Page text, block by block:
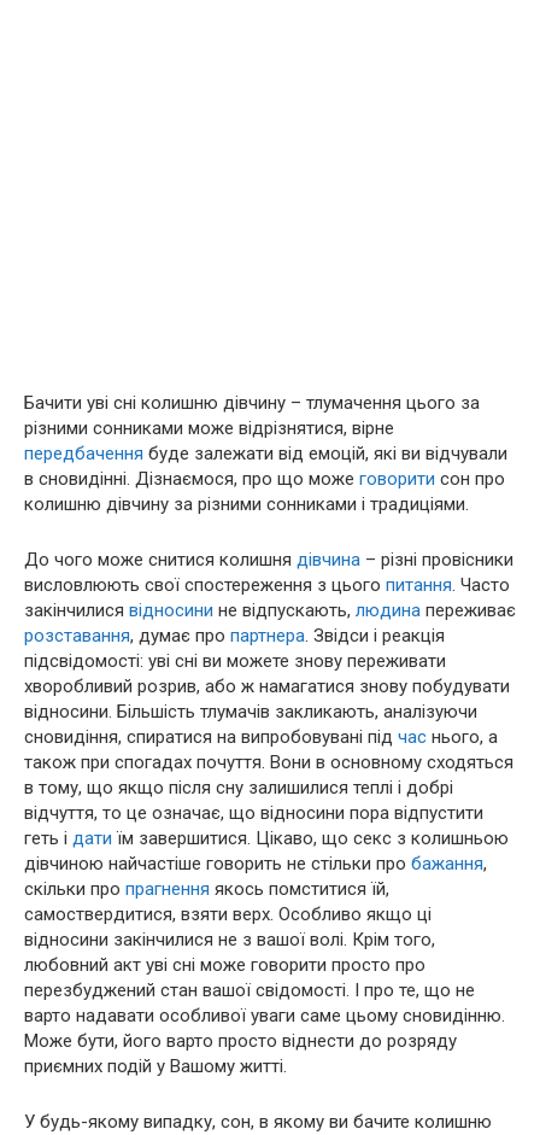
Бачити уві сні колишню дівчину – тлумачення цього за
різними сонниками може відрізнятися, вірне
передбачення буде залежати від емоцій, які ви відчували
в сновидінні. Дізнаємося, про що може говорити сон про
колишню дівчину за різними сонниками і традиціями.
До чого може снитися колишня дівчина – різні провісники
висловлюють свої спостереження з цього питання. Часто
закінчилися відносини не відпускають, людина переживає
розставання, думає про партнера. Звідси і реакція
підсвідомості: уві сні ви можете знову переживати
хворобливий розрив, або ж намагатися знову побудувати
відносини. Більшість тлумачів закликають, аналізуючи
сновидіння, спиратися на випробовувані під час нього, а
також при спогадах почуття. Вони в основному сходяться
в тому, що якщо після сну залишилися теплі і добрі
відчуття, то це означає, що відносини пора відпустити
геть і дати їм завершитися. Цікаво, що секс з колишньою
дівчиною найчастіше говорить не стільки про бажання,
скільки про прагнення якось помститися їй,
самоствердитися, взяти верх. Особливо якщо ці
відносини закінчилися не з вашої волі. Крім того,
любовний акт уві сні може говорити просто про
перезбуджений стан вашої свідомості. І про те, що не
варто надавати особливої уваги саме цьому сновидінню.
Може бути, його варто просто віднести до розряду
приємних подій у Вашому житті.
У будь-якому випадку, сон, в якому ви бачите колишню